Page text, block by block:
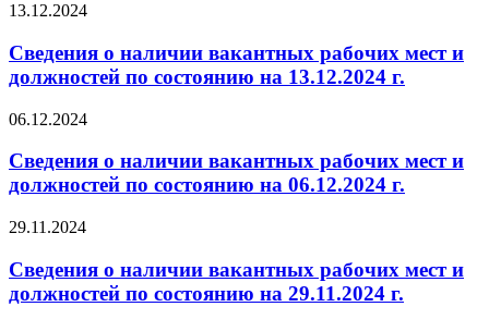
13.12.2024
Сведения о наличии вакантных рабочих мест и
должностей по состоянию на 13.12.2024 г.
06.12.2024
Сведения о наличии вакантных рабочих мест и
должностей по состоянию на 06.12.2024 г.
29.11.2024
Сведения о наличии вакантных рабочих мест и
должностей по состоянию на 29.11.2024 г.